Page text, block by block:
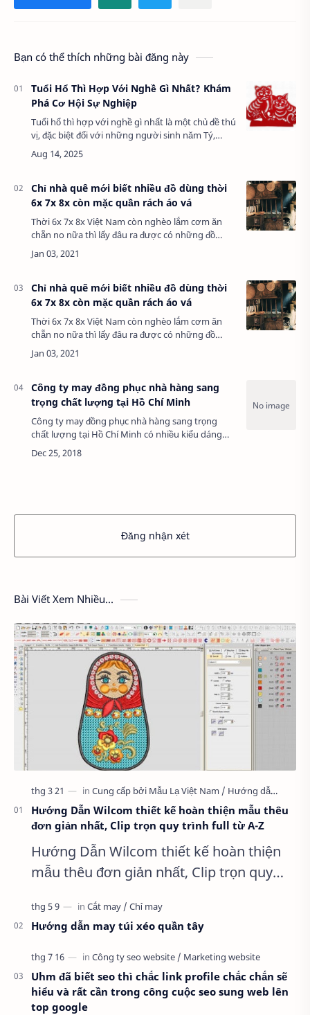
Bạn có thể thích những bài đăng này
Tuổi Hổ Thì Hợp Với Nghề Gì Nhất? Khám
Phá Cơ Hội Sự Nghiệp
Tuổi hổ thì hợp với nghề gì nhất là một chủ đề thú
vị, đặc biệt đối với những người sinh năm Tý,
Ngọ, Mão hoặc các năm thuộc hành Mộc, vốn gắn
liền với biểu tượng hổ mạnh mẽ trong …
Chỉ nhà quê mới biết nhiều đồ dùng thời
6x 7x 8x còn mặc quần rách áo vá
Thời 6x 7x 8x Việt Nam còn nghèo lắm cơm ăn
chẵn no nữa thì lấy đâu ra được có những đồ
dùng trong nhà như thời hiện nay... Hôm nay ad
cùng cả nhà lướt qua một số vật dụng thờ…
Chỉ nhà quê mới biết nhiều đồ dùng thời
6x 7x 8x còn mặc quần rách áo vá
Thời 6x 7x 8x Việt Nam còn nghèo lắm cơm ăn
chẵn no nữa thì lấy đâu ra được có những đồ
dùng trong nhà như thời hiện nay... Hôm nay ad
cùng cả nhà lướt qua một số vật dụng thờ…
Công ty may đồng phục nhà hàng sang
trọng chất lượng tại Hồ Chí Minh
Công ty may đồng phục nhà hàng sang trọng
chất lượng tại Hồ Chí Minh có nhiều kiểu dáng
hiện đại, sang trọng, Chúng tôi thường xuyên
cung cấp đồng phục nhà hàng, Quý khách hàng
Đăng nhận xét
Bài Viết Xem Nhiều...
Hướng Dẫn Wilcom thiết kế hoàn thiện mẫu thêu
đơn giản nhất, Clip trọn quy trình full từ A-Z
Hướng Dẫn Wilcom thiết kế hoàn thiện
mẫu thêu đơn giản nhất, Clip trọn quy
thuật mới vào nghề, clip thực hành t…
Hướng dẫn may túi xéo quần tây
Uhm đã biết seo thì chắc link profile chắc chắn sẽ
hiểu và rất cần trong công cuộc seo sung web lên
top google